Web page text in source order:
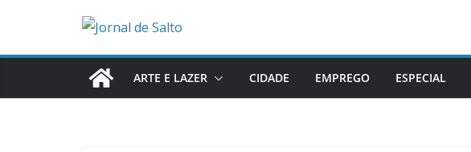
o
ARTE E LAZER CIDADE EMPREGO ESPECIAL